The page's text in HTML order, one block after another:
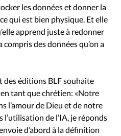
les données et donner la
qui est bien physique. Et elle
apprend juste à redonner
compris des données qu’on a
des éditions BLF souhaite
tant que chrétien: «Notre
l’amour de Dieu et de notre
l’utilisation de l’IA, je réponds
d’abord à la définition